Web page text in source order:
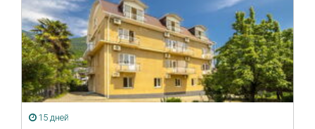
15 дней